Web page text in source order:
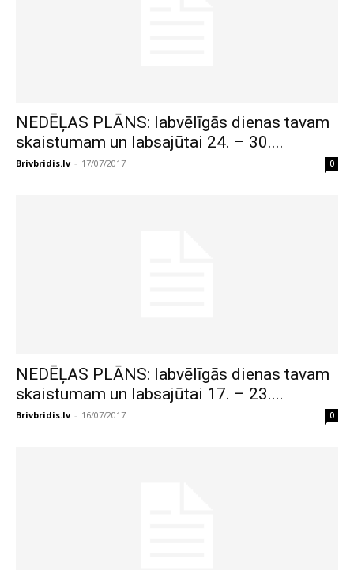
NEDĒĻAS PLĀNS: labvēlīgās dienas tavam
skaistumam un labsajūtai 24. – 30....
Brivbridis.lv - 17/07/2017 0
NEDĒĻAS PLĀNS: labvēlīgās dienas tavam
skaistumam un labsajūtai 17. – 23....
Brivbridis.lv - 16/07/2017 0